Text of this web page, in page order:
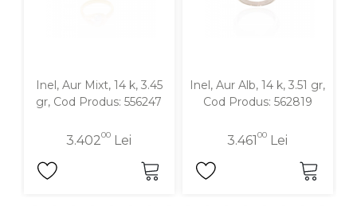
Inel, Aur Mixt, 14 k, 3.45
gr, Cod Produs: 556247
3.40200 Lei
Inel, Aur Alb, 14 k, 3.51 gr,
Cod Produs: 562819
3.46100 Lei